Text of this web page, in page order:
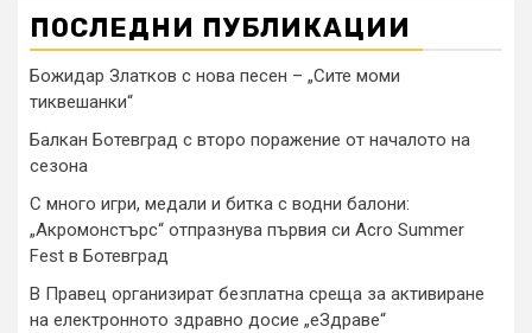
ПОСЛЕДНИ ПУБЛИКАЦИИ
Божидар Златков с нова песен – „Сите моми
тиквешанки“
Балкан Ботевград с второ поражение от началото на
сезона
С много игри, медали и битка с водни балони:
„Акромонстърс“ отпразнува първия си Acro Summer
Fest в Ботевград
В Правец организират безплатна среща за активиране
на електронното здравно досие „еЗдраве“